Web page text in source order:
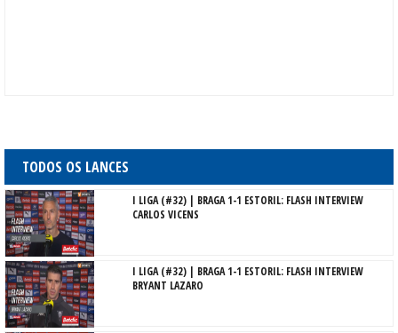
TODOS OS LANCES
I LIGA (#32) | BRAGA 1-1 ESTORIL: FLASH INTERVIEW
CARLOS VICENS
I LIGA (#32) | BRAGA 1-1 ESTORIL: FLASH INTERVIEW
BRYANT LAZARO